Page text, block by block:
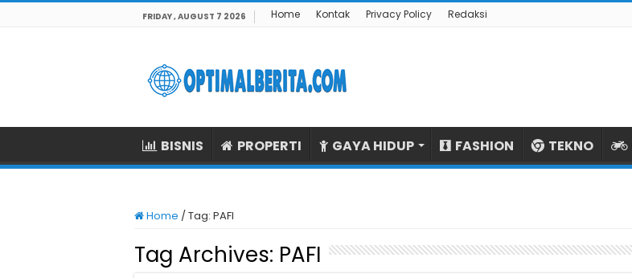
FRIDAY , AUGUST 7 2026 Home Kontak Privacy Policy Redaksi
BISNIS PROPERTI GAYA HIDUP FASHION TEKNO
Home /Tag: PAFI
Tag Archives: PAFI